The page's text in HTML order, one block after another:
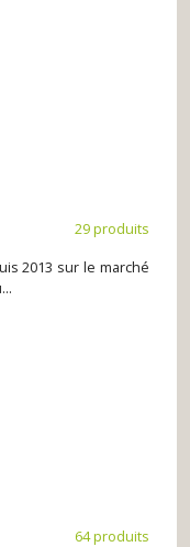
29 produits
2013 sur le marché
64 produits